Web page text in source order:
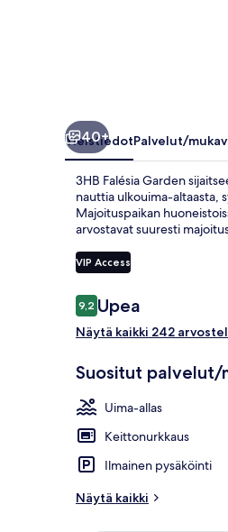
40+
YleistiedotPalvelut/
3HB Falésia Garden
nauttia ulkouima-altaasta,
Majoituspaikan
arvostavat suuresti
VIP Access
Arvostelut
9,29,2 kautta 10.
Upea
Näytä kaikki 242
Suositut palvelut/
Uima-allas
Keittonurkkaus
Ilmainen pysäköinti
Näytä kaikki